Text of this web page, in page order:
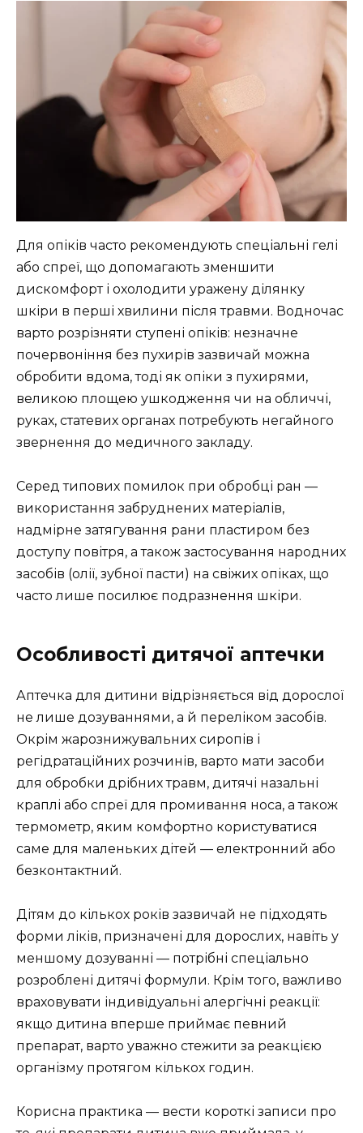
Для опіків часто рекомендують спеціальні гелі
або спреї, що допомагають зменшити
дискомфорт і охолодити уражену ділянку
шкіри в перші хвилини після травми. Водночас
варто розрізняти ступені опіків: незначне
почервоніння без пухирів зазвичай можна
обробити вдома, тоді як опіки з пухирями,
великою площею ушкодження чи на обличчі,
руках, статевих органах потребують негайного
звернення до медичного закладу.
Серед типових помилок при обробці ран —
використання забруднених матеріалів,
надмірне затягування рани пластиром без
доступу повітря, а також застосування народних
засобів (олії, зубної пасти) на свіжих опіках, що
часто лише посилює подразнення шкіри.
Особливості дитячої аптечки
Аптечка для дитини відрізняється від дорослої
не лише дозуваннями, а й переліком засобів.
Окрім жарознижувальних сиропів і
регідратаційних розчинів, варто мати засоби
для обробки дрібних травм, дитячі назальні
краплі або спреї для промивання носа, а також
термометр, яким комфортно користуватися
саме для маленьких дітей — електронний або
безконтактний.
Дітям до кількох років зазвичай не підходять
форми ліків, призначені для дорослих, навіть у
меншому дозуванні — потрібні спеціально
розроблені дитячі формули. Крім того, важливо
враховувати індивідуальні алергічні реакції:
якщо дитина вперше приймає певний
препарат, варто уважно стежити за реакцією
організму протягом кількох годин.
Корисна практика — вести короткі записи про